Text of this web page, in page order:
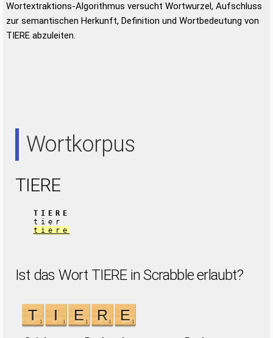
Wortextraktions-Algorithmus versucht Wortwurzel, Aufschluss
zur semantischen Herkunft, Definition und Wortbedeutung von
TIERE abzuleiten.
Wortkorpus
TIERE
TIERE
tier
tiere
Ist das Wort TIERE in Scrabble erlaubt?